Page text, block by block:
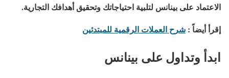
الاعتماد على بينانس لتلبية احتياجاتك وتحقيق أهدافك التجارية.
إقرأ أيضاً : شرح العملات الرقمية للمبتدئين
ابدأ وتداول على بينانس